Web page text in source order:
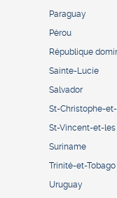
Paraguay
Pérou
République
Sainte-Lucie
Salvador
St-Christophe-
St-Vincent-et-les
Suriname
Trinité-et-Tobago
Uruguay